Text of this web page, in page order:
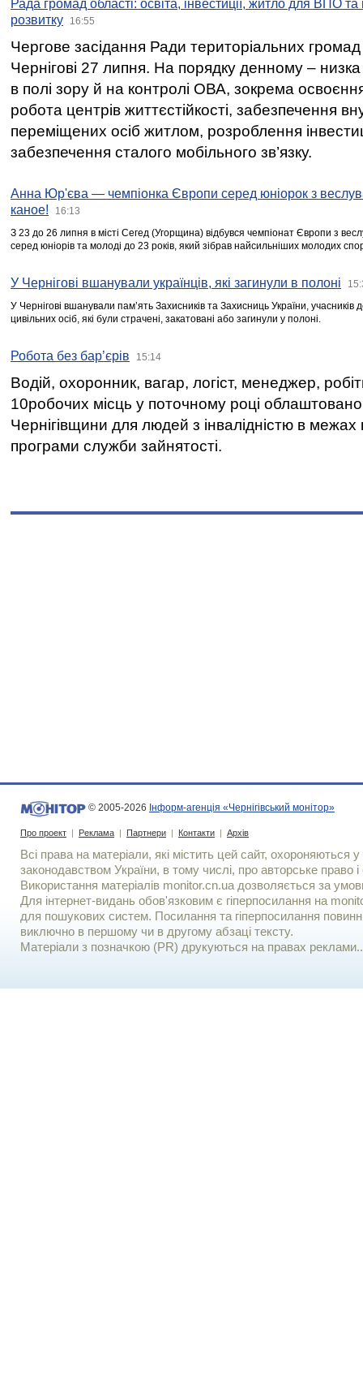
Рада громад області: освіта, інвестиції, житло для ВПО
розвитку
16:55
Чергове засідання Ради територіальних громад
Чернігові 27 липня. На порядку денному –
в полі зору й на контролі ОВА, зокрема освоєння
робота центрів життєстійкості, забезпечення
переміщених осіб житлом, розроблення
забезпечення сталого мобільного зв’язку.
Анна Юр'єва — чемпіонка Європи серед юніорок з
каное!
16:13
З 23 до 26 липня в місті Сегед (Угорщина) відбувся чемпіонат Європи з
серед юніорів та молоді до 23 років, який зібрав найсильніших молодих
У Чернігові вшанували українців, які загинули в полоні
У Чернігові вшанували пам’ять Захисників та Захисниць України,
цивільних осіб, які були страчені, закатовані або загинули у полоні.
Робота без бар’єрів 15:14
Водій, охоронник, вагар, логіст, менеджер,
10робочих місць у поточному році
Чернігівщини для людей з інвалідністю в межах
програми служби зайнятості.
© 2005-2026 Інформ-агенція «Чернігівський монітор»
Про проект | Реклама | Партнери | Контакти | Архів
Всі права на матеріали, які містить цей сайт, охороняються у
законодавством України, в тому числі, про авторське право і
Використання матерiалiв monitor.cn.ua дозволяється за
Для iнтернет-видань обов'язковим є гiперпосилання на
для пошукових систем. Посилання та гіперпосилання
виключно в першому чи в другому абзаці тексту.
Матеріали з позначкою (PR) друкуються на правах реклами..